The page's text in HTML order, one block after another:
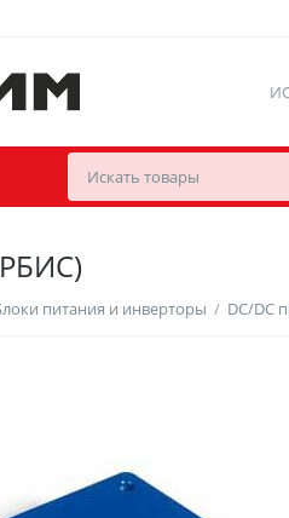
питания и инверторы / DC/DC